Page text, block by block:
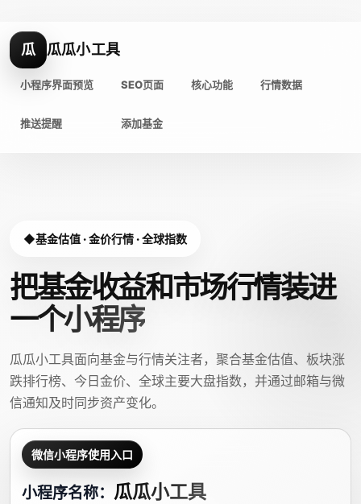
瓜 瓜瓜小工具
小程序界面预览 SEO页面 核心功能 行情数据
推送提醒 添加基金
基金估值 · 金价行情 · 全球指数
把基金收益和市场行情装进
一个小程序
瓜瓜小工具面向基金与行情关注者，聚合基金估值、板块涨
跌排行榜、今日金价、全球主要大盘指数，并通过邮箱与微
信通知及时同步资产变化。
微信小程序使用入口
小程序名称： 瓜瓜小工具